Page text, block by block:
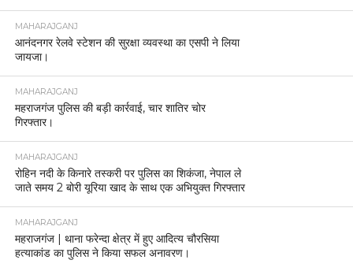
MAHARAJGANJ
आनंदनगर रेलवे स्टेशन की सुरक्षा व्यवस्था का एसपी ने लिया
जायजा।
MAHARAJGANJ
महराजगंज पुलिस की बड़ी कार्रवाई, चार शातिर चोर
गिरफ्तार।
MAHARAJGANJ
रोहिन नदी के किनारे तस्करी पर पुलिस का शिकंजा, नेपाल ले
जाते समय 2 बोरी यूरिया खाद के साथ एक अभियुक्त गिरफ्तार
MAHARAJGANJ
महराजगंज | थाना फरेन्दा क्षेत्र में हुए आदित्य चौरसिया
हत्याकांड का पुलिस ने किया सफल अनावरण।